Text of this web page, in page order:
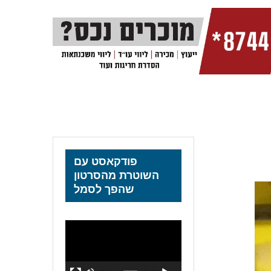
פודקאסט עם
השוטרת מהסרטון
שהפך לסמל